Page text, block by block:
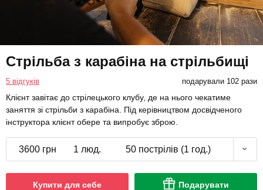
Стрільба з карабіна на стрільбищі
5 відгуків подарували 102 рази
Клієнт завітає до стрілецького клубу, де на нього чекатиме
заняття зі стрільби з карабіна. Під керівництвом досвідченого
інструктора клієнт обере та випробує зброю.
3600 грн 1 люд. 50 пострілів (1 год.)
Купити для себе Подарувати